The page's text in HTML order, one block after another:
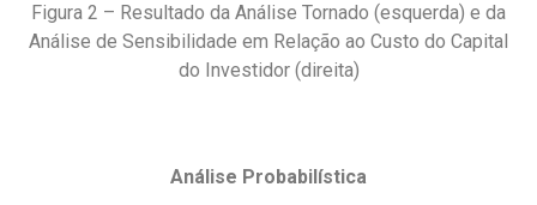
Figura 2 – Resultado da Análise Tornado (esquerda) e da
Análise de Sensibilidade em Relação ao Custo do Capital
do Investidor (direita)
Análise Probabilística